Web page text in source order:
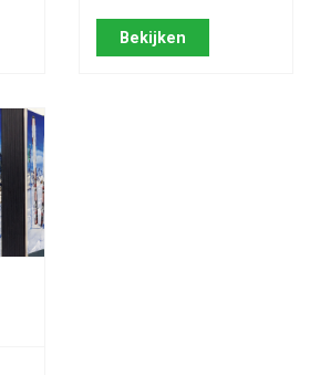
Bekijken